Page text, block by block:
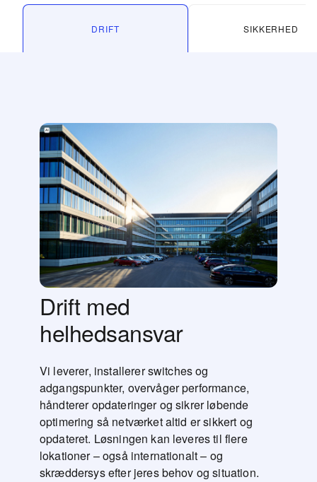
DRIFT SIKKERHED
Drift med
helhedsansvar
Vi leverer, installerer switches og
adgangspunkter, overvåger performance,
håndterer opdateringer og sikrer løbende
optimering så netværket altid er sikkert og
opdateret. Løsningen kan leveres til flere
lokationer – også internationalt – og
skræddersys efter jeres behov og situation.